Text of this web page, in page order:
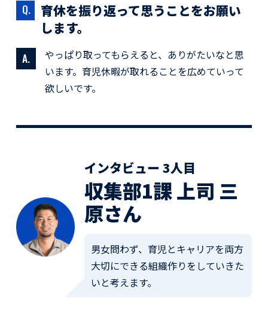
育休を振り返って思うことをお願い
します。
やっぱり取ってもらえると、ありがたいなと思
います。育児休暇が取れることを広めていって
欲しいです。
インタビュー 3人目
収集部1課 上司 三
原さん
男女問わず、育児とキャリアを両方
大切にできる組織作りをしていきた
いと考えます。